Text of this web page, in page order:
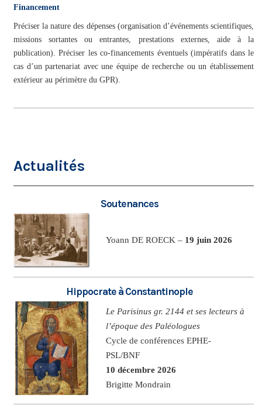
Financement
Préciser la nature des dépenses (organisation d’événements scientifiques,
missions sortantes ou entrantes, prestations externes, aide à la
publication).Préciser les co-financements éventuels (impératifs dans le
cas d’un partenariat avec une équipe de recherche ou un établissement
extérieur au périmètre du GPR).
Actualités
Soutenances
Yoann DE ROECK – 19 juin 2026
Hippocrate à Constantinople
Le Parisinus gr. 2144 et ses lecteurs à
l’époque des Paléologues
Cycle de conférences EPHE-
PSL/BNF
10 décembre 2026
Brigitte Mondrain